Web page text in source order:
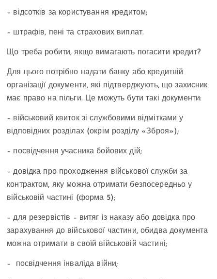
– відсотків за користування кредитом;
– штрафів, пені та страхових виплат.
Що треба робити, якщо вимагають погасити кредит?
Для цього потрібно надати банку або кредитній
організації документи, які підтверджують, що захисник
має право на пільги. Це можуть бути такі документи:
– військовий квиток зі службовими відмітками у
відповідних розділах (окрім розділу «Зброя»);
– посвідчення учасника бойових дій;
– довідка про проходження військової служби за
контрактом, яку можна отримати безпосередньо у
військовій частині (форма 5);
– для резервістів – витяг із наказу або довідка про
зарахування до військової частини, обидва документа
можна отримати в своїй військовій частині;
– посвідчення інваліда війни;